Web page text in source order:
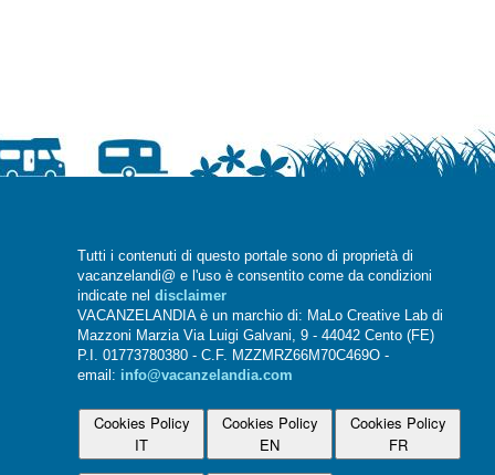
Tutti i contenuti di questo portale sono di proprietà di
vacanzelandi@ e l'uso è consentito come da condizioni
indicate nel disclaimer
VACANZELANDIA è un marchio di: MaLo Creative Lab di
Mazzoni Marzia Via Luigi Galvani, 9 - 44042 Cento (FE)
P.I. 01773780380 - C.F. MZZMRZ66M70C469O -
email: info@vacanzelandia.com
Cookies Policy
IT
Cookies Policy
EN
Cookies Policy
FR